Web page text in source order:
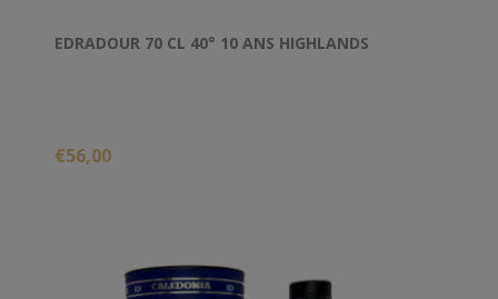
EDRADOUR 70 CL 40° 10 ANS HIGHLANDS
€56,00